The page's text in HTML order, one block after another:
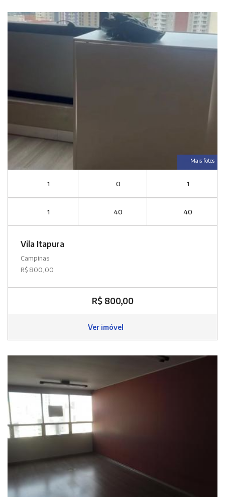
Mais fotos
1 0 1
1 40 40
Vila Itapura
Campinas
R$ 800,00
R$ 800,00
Ver imóvel